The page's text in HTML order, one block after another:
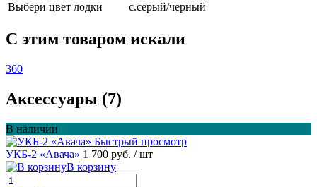
Выбери цвет лодки
с.серый/черный
C этим товаром искали
360
Аксессуары (7)
В наличии
Быстрый просмотр
УКБ-2 «Авача» 1 700 руб. / шт
В корзину